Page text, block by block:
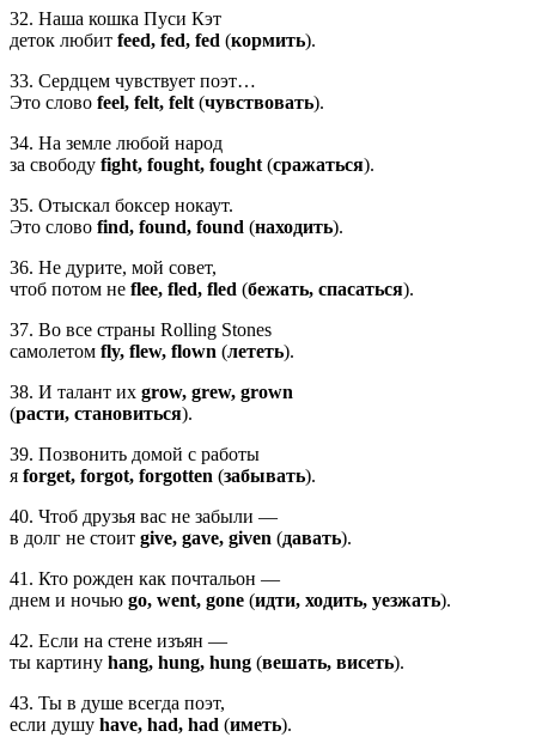
32. Наша кошка Пуси Кэт
деток любит feed, fed, fed (кормить).
33. Сердцем чувствует поэт…
Это слово feel, felt, felt (чувствовать).
34. На земле любой народ
за свободу fight, fought, fought (сражаться).
35. Отыскал боксер нокаут.
Это слово find, found, found (находить).
36. Не дурите, мой совет,
чтоб потом не flee, fled, fled (бежать, спасаться).
37. Во все страны Rolling Stones
самолетом fly, flew, flown (лететь).
38. И талант их grow, grew, grown
(расти, становиться).
39. Позвонить домой с работы
я forget, forgot, forgotten (забывать).
40. Чтоб друзья вас не забыли —
в долг не стоит give, gave, given (давать).
41. Кто рожден как почтальон —
днем и ночью go, went, gone (идти, ходить, уезжать).
42. Если на стене изъян —
ты картину hang, hung, hung (вешать, висеть).
43. Ты в душе всегда поэт,
если душу have, had, had (иметь).